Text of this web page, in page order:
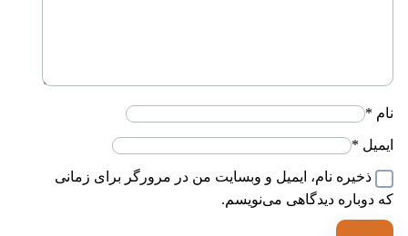
*
*
ذخیره نام، ایمیل و وبسایت من در مرورگر برای زمانی
دوباره دیدگاهی می‌نویسم.